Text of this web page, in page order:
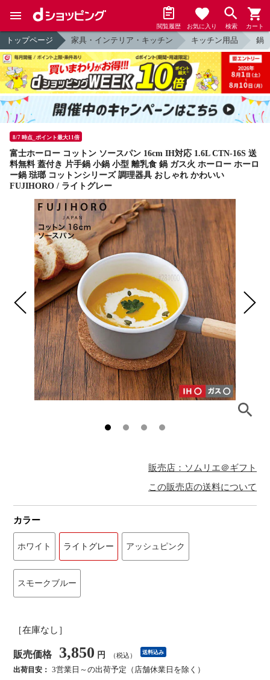
閲覧履歴 お気に入り 検索 カート
トップページ 家具・インテリア・キッチン キッチン用品 鍋
8/7 時点_ポイント最大11倍
富士ホーロー コットン ソースパン 16cm IH対応 1.6L CTN-16S 送
料無料 蓋付き 片手鍋 小鍋 小型 離乳食 鍋 ガス火 ホーロー ホーロ
ー鍋 琺瑯 コットンシリーズ 調理器具 おしゃれ かわいい
FUJIHORO / ライトグレー
販売店：ソムリエ＠ギフト
この販売店の送料について
カラー
ホワイト ライトグレー アッシュピンク
スモークブルー
［在庫なし］
販売価格 3,850 円 （税込） 送料込み
出荷目安： 3営業日～の出荷予定（店舗休業日を除く）